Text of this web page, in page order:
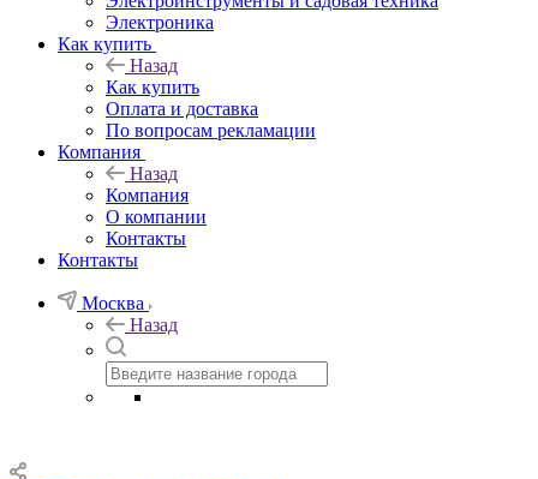
Электроника
Как купить
Назад
Как купить
Оплата и доставка
По вопросам рекламации
Компания
Назад
Компания
О компании
Контакты
Контакты
Москва
Назад